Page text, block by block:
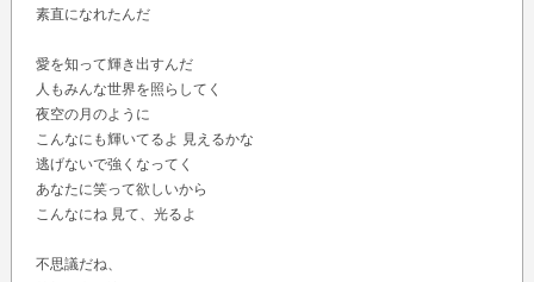
素直になれたんだ
愛を知って輝き出すんだ
人もみんな世界を照らしてく
夜空の月のように
こんなにも輝いてるよ 見えるかな
逃げないで強くなってく
あなたに笑って欲しいから
こんなにね 見て、光るよ
不思議だね、